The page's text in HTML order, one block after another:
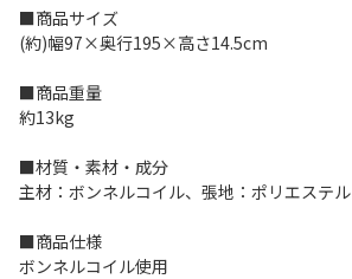
■商品サイズ
(約)幅97×奥行195×高さ14.5cm
■商品重量
約13kg
■材質・素材・成分
主材：ボンネルコイル、張地：ポリエステル
■商品仕様
ボンネルコイル使用